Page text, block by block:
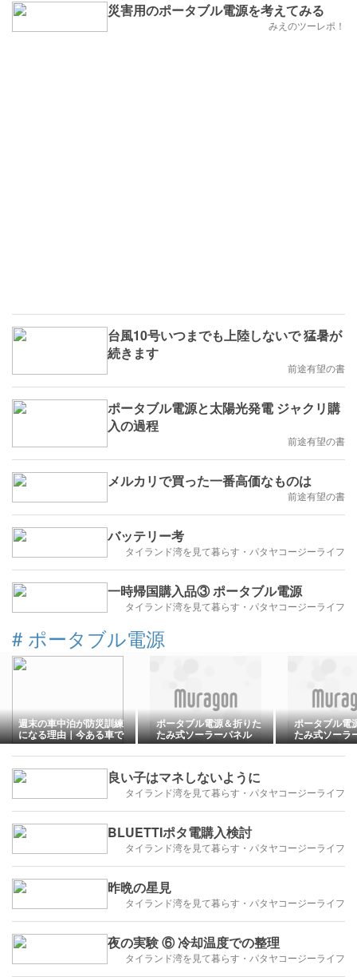
災害用のポータブル電源を考えてみる
みえのツーレポ！
台風10号いつまでも上陸しないで 猛暑が
続きます
前途有望の書
ポータブル電源と太陽光発電 ジャクリ購
入の過程
前途有望の書
メルカリで買った一番高価なものは
前途有望の書
バッテリー考
タイランド湾を見て暮らす・パタヤコージーライフ
一時帰国購入品③ ポータブル電源
タイランド湾を見て暮らす・パタヤコージーライフ
# ポータブル電源
週末の車中泊が防災訓練
になる理由｜今ある車で
「もしも」に備える
ポータブル電源＆折りた
たみ式ソーラーパネル
ポータブル電
たみ式ソーラ
良い子はマネしないように
タイランド湾を見て暮らす・パタヤコージーライフ
BLUETTIポタ電購入検討
タイランド湾を見て暮らす・パタヤコージーライフ
昨晩の星見
タイランド湾を見て暮らす・パタヤコージーライフ
夜の実験 ⑥ 冷却温度での整理
タイランド湾を見て暮らす・パタヤコージーライフ